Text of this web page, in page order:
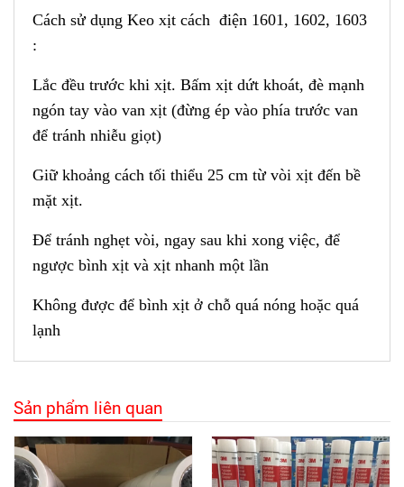
Cách sử dụng Keo xịt cách điện 1601, 1602, 1603
:
Lắc đều trước khi xịt. Bấm xịt dứt khoát, đè mạnh
ngón tay vào van xịt (đừng ép vào phía trước van
để tránh nhiễu giọt)
Giữ khoảng cách tối thiểu 25 cm từ vòi xịt đến bề
mặt xịt.
Để tránh nghẹt vòi, ngay sau khi xong việc, để
ngược bình xịt và xịt nhanh một lần
Không được để bình xịt ở chỗ quá nóng hoặc quá
lạnh
Sản phẩm liên quan